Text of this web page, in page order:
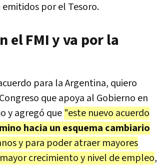
emitidos por el Tesoro.
el FMI y va por la
para la Argentina, quiero
que apoya al Gobierno en
y agregó que "este nuevo acuerdo
hacia un esquema cambiario
y para poder atraer mayores
crecimiento y nivel de empleo,